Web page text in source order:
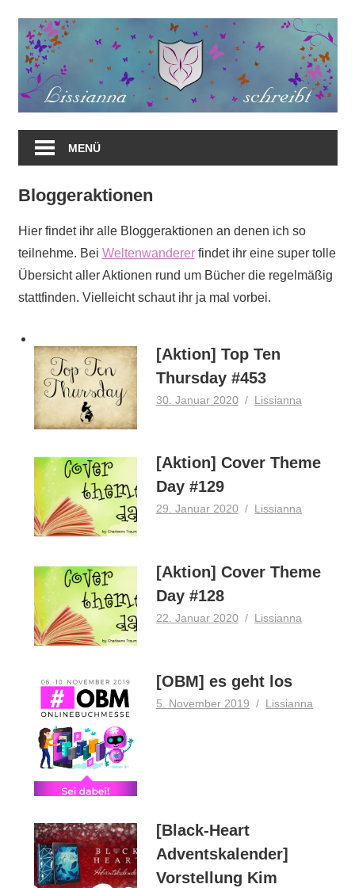
springen
MENÜ
Bloggeraktionen
Hier findet ihr alle Bloggeraktionen an denen ich so
teilnehme. Bei Weltenwandererfindet ihr eine super tolle
Übersicht aller Aktionen rund um Bücher die regelmäßig
stattfinden. Vielleicht schaut ihr ja mal vorbei.
[Aktion] Top Ten
Thursday #453
30. Januar 2020 Lissianna
[Aktion] Cover Theme
Day #129
29. Januar 2020 Lissianna
[Aktion] Cover Theme
Day #128
22. Januar 2020 Lissianna
[OBM] es geht los
5. November 2019 Lissianna
[Black-Heart
Adventskalender]
Vorstellung Kim